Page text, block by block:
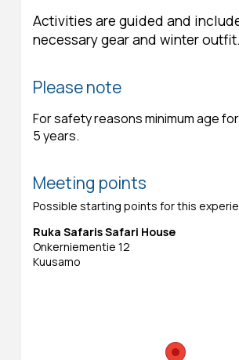
Activities are guided and
necessary gear and winter outfit.
Please note
For safety reasons minimum age
5 years.
Meeting points
Possible starting points for this
Ruka Safaris Safari House
Onkerniementie 12
Kuusamo